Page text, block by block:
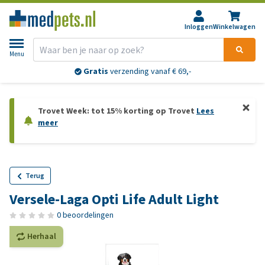
InloggenWinkelwagen
Menu
Gratis verzending vanaf € 69,-
Trovet Week: tot 15% korting op Trovet Lees
meer
Terug
Versele-Laga Opti Life Adult Light
0 beoordelingen
Herhaal